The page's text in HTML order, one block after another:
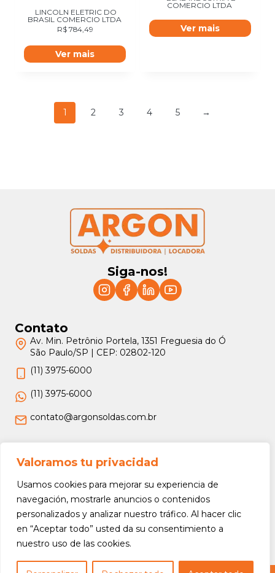
Valoramos tu privacidad
Usamos cookies para mejorar su experiencia de
navegación, mostrarle anuncios o contenidos
personalizados y analizar nuestro tráfico. Al hacer clic
en “Aceptar todo” usted da su consentimiento a
nuestro uso de las cookies.
LINCOLN ELETRIC DO
BRASIL COMERCIO LTDA
R$784,49
Ver mais
COMERCIO LTDA
Ver mais
1 2 3 4 5 →
Siga-nos!
Contato
Av. Min. Petrônio Portela, 1351 Freguesia do Ó
São Paulo/SP | CEP: 02802-120
(11) 3975-6000
(11) 3975-6000
contato@argonsoldas.com.br
Jurídico
Termos e Condições
Política de Privacidade
Política de Devolução e Reembolso